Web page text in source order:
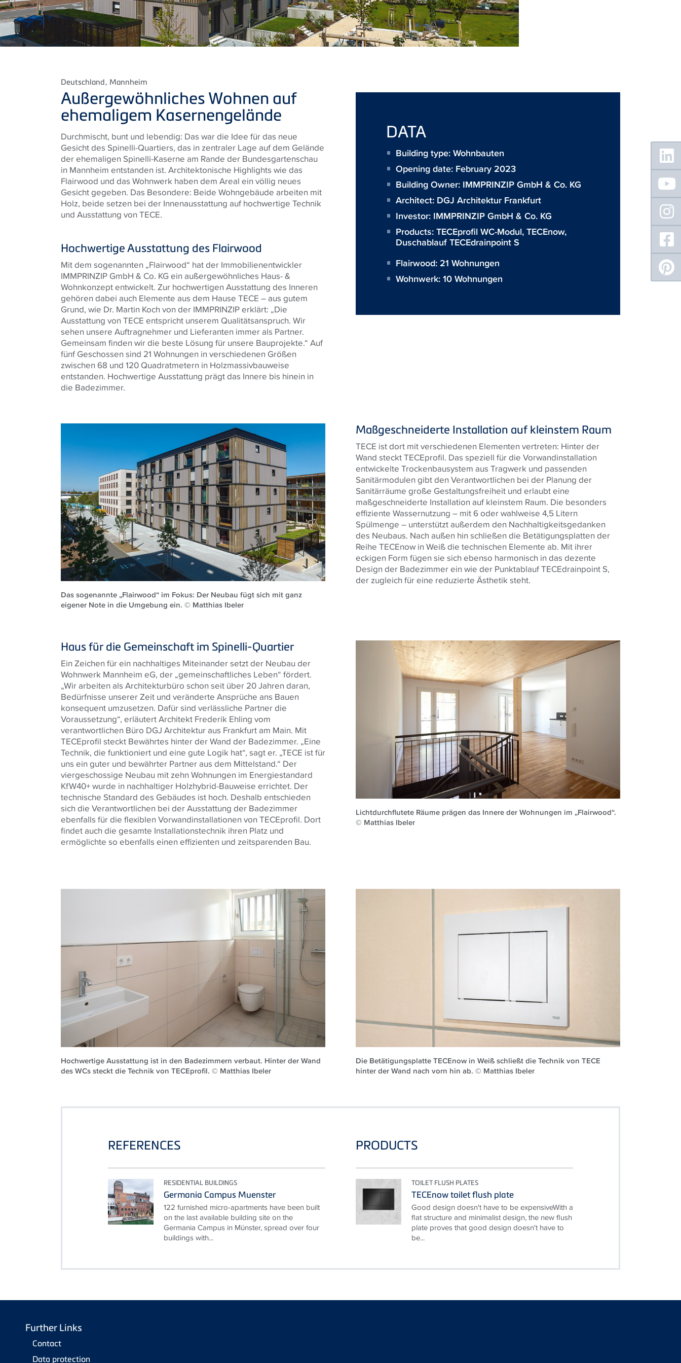
Deutschland, Mannheim
Außergewöhnliches Wohnen auf
ehemaligem Kasernengelände
Durchmischt, bunt und lebendig: Das war die Idee für das neue
Gesicht des Spinelli-Quartiers, das in zentraler Lage auf dem Gelände
der ehemaligen Spinelli-Kaserne am Rande der Bundesgartenschau
in Mannheim entstanden ist. Architektonische Highlights wie das
Flairwood und das Wohnwerk haben dem Areal ein völlig neues
Gesicht gegeben. Das Besondere: Beide Wohngebäude arbeiten mit
Holz, beide setzen bei der Innenausstattung auf hochwertige Technik
und Ausstattung von TECE.
Hochwertige Ausstattung des Flairwood
Mit dem sogenannten „Flairwood“ hat der Immobilienentwickler
IMMPRINZIP GmbH & Co. KG ein außergewöhnliches Haus- &
Wohnkonzept entwickelt. Zur hochwertigen Ausstattung des Inneren
gehören dabei auch Elemente aus dem Hause TECE – aus gutem
Grund, wie Dr. Martin Koch von der IMMPRINZIP erklärt: „Die
Ausstattung von TECE entspricht unserem Qualitätsanspruch. Wir
sehen unsere Auftragnehmer und Lieferanten immer als Partner.
Gemeinsam finden wir die beste Lösung für unsere Bauprojekte.“ Auf
fünf Geschossen sind 21 Wohnungen in verschiedenen Größen
zwischen 68 und 120 Quadratmetern in Holzmassivbauweise
entstanden. Hochwertige Ausstattung prägt das Innere bis hinein in
die Badezimmer.
DATA
Building type: Wohnbauten
Opening date: February 2023
Building Owner: IMMPRINZIP GmbH & Co. KG
Architect: DGJ Architektur Frankfurt
Investor: IMMPRINZIP GmbH & Co. KG
Products:TECEprofil WC-Modul, TECEnow,
Duschablauf TECEdrainpoint S
Flairwood: 21 Wohnungen
Wohnwerk: 10 Wohnungen
Das sogenannte „Flairwood“ im Fokus: Der Neubau fügt sich mit ganz
eigener Note in die Umgebung ein. © Matthias Ibeler
Maßgeschneiderte Installation auf kleinstem Raum
TECE ist dort mit verschiedenen Elementen vertreten: Hinter der
Wand steckt TECEprofil. Das speziell für die Vorwandinstallation
entwickelte Trockenbausystem aus Tragwerk und passenden
Sanitärmodulen gibt den Verantwortlichen bei der Planung der
Sanitärräume große Gestaltungsfreiheit und erlaubt eine
maßgeschneiderte Installation auf kleinstem Raum. Die besonders
effiziente Wassernutzung – mit 6 oder wahlweise 4,5 Litern
Spülmenge – unterstützt außerdem den Nachhaltigkeitsgedanken
des Neubaus. Nach außen hin schließen die Betätigungsplatten der
Reihe TECEnow in Weiß die technischen Elemente ab. Mit ihrer
eckigen Form fügen sie sich ebenso harmonisch in das dezente
Design der Badezimmer ein wie der Punktablauf TECEdrainpoint S,
der zugleich für eine reduzierte Ästhetik steht.
Haus für die Gemeinschaft im Spinelli-Quartier
Ein Zeichen für ein nachhaltiges Miteinander setzt der Neubau der
Wohnwerk Mannheim eG, der „gemeinschaftliches Leben“ fördert.
„Wir arbeiten als Architekturbüro schon seit über 20 Jahren daran,
Bedürfnisse unserer Zeit und veränderte Ansprüche ans Bauen
konsequent umzusetzen. Dafür sind verlässliche Partner die
Voraussetzung“, erläutert Architekt Frederik Ehling vom
verantwortlichen Büro DGJ Architektur aus Frankfurt am Main. Mit
TECEprofil steckt Bewährtes hinter der Wand der Badezimmer. „Eine
Technik, die funktioniert und eine gute Logik hat“, sagt er. „TECE ist für
uns ein guter und bewährter Partner aus dem Mittelstand.“ Der
viergeschossige Neubau mit zehn Wohnungen im Energiestandard
KfW40+ wurde in nachhaltiger Holzhybrid-Bauweise errichtet. Der
technische Standard des Gebäudes ist hoch. Deshalb entschieden
sich die Verantwortlichen bei der Ausstattung der Badezimmer
ebenfalls für die flexiblen Vorwandinstallationen von TECEprofil. Dort
findet auch die gesamte Installationstechnik ihren Platz und
ermöglichte so ebenfalls einen effizienten und zeitsparenden Bau.
Lichtdurchflutete Räume prägen das Innere der Wohnungen im „Flairwood“.
© Matthias Ibeler
Hochwertige Ausstattung ist in den Badezimmern verbaut. Hinter der Wand
des WCs steckt die Technik von TECEprofil. © Matthias Ibeler
Die Betätigungsplatte TECEnow in Weiß schließt die Technik von TECE
hinter der Wand nach vorn hin ab. © Matthias Ibeler
REFERENCES
RESIDENTIAL BUILDINGS
Germania Campus Muenster
122 furnished micro-apartments have been built
on the last available building site on the
Germania Campus in Münster, spread over four
buildings with...
PRODUCTS
TOILET FLUSH PLATES
TECEnow toilet flush plate
Good design doesn't have to be expensiveWith a
flat structure and minimalist design, the new flush
plate proves that good design doesn't have to
be...
Further Links
Contact
Data protection
Floating